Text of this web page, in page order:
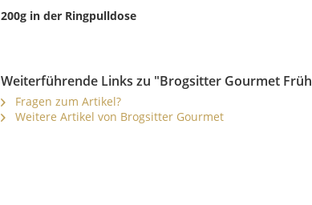
200g in der Ringpulldose
Weiterführende Links zu "Brogsitter Gourmet
Fragen zum Artikel?
Weitere Artikel von Brogsitter Gourmet